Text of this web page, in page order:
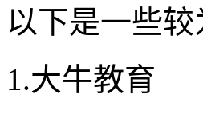
以下是一些
1.大牛教育